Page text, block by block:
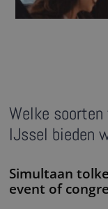
Welke
IJssel bieden
Simultaan
event of